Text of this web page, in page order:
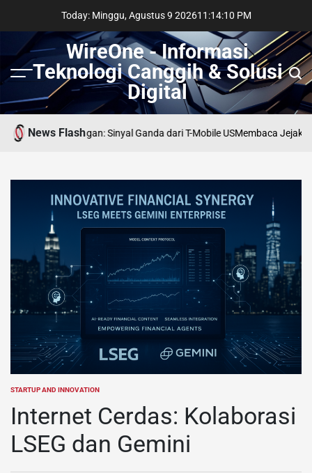
content
Today: Minggu, Agustus 9 202611 :14:11 PM
Menu
WireOne - Informasi
Teknologi Canggih & Solusi
Digital
News Flash
di Persimpangan: Sinyal Ganda dari T-Mobile USMembaca Jejak AI di
POSTED
STARTUP AND INNOVATION
Internet Cerdas: Kolaborasi
LSEG dan Gemini